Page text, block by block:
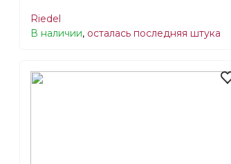
Riedel
В наличии, осталась последняя штука